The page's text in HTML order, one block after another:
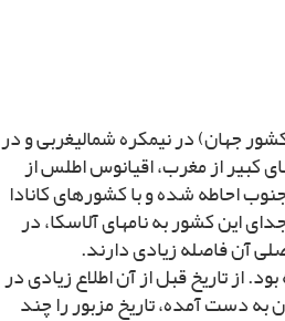
کشور جهان) در نیمکره شمالى‏غربى و در
کبیر از مغرب، اقیانوس اطلس از
احاطه شده و با کشورهاى کانادا
این کشور به نام‏هاى آلاسکا، در
آن فاصله زیادى دارند.
از تاریخ قبل از آن اطلاع زیادى در
دست آمده، تاریخ مزبور را چند